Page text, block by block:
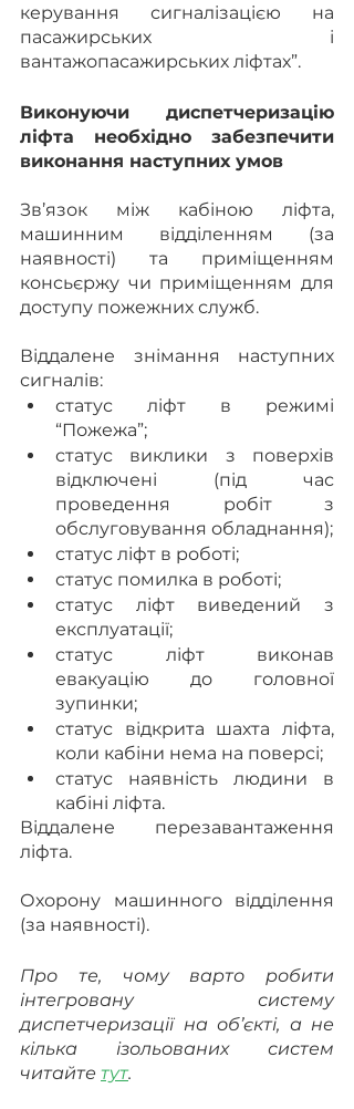
керування сигналізацією на
пасажирських і
вантажопасажирських ліфтах”.
Виконуючи диспетчеризацію
ліфта необхідно забезпечити
виконання наступних умов
Зв’язок між кабіною ліфта,
машинним відділенням (за
наявності) та приміщенням
консьєржу чи приміщенням для
доступу пожежних служб.
Віддалене знімання наступних
сигналів:
статус ліфт в режимі
“Пожежа”;
статус виклики з поверхів
відключені (під час
проведення робіт з
обслуговування обладнання);
статус ліфт в роботі;
статус помилка в роботі;
статус ліфт виведений з
експлуатації;
статус ліфт виконав
евакуацію до головної
зупинки;
статус відкрита шахта ліфта,
коли кабіни нема на поверсі;
статус наявність людини в
кабіні ліфта.
Віддалене перезавантаження
ліфта.
Охорону машинного відділення
(за наявності).
Про те, чому варто робити
інтегровану систему
диспетчеризації на об’єкті, а не
кілька ізольованих систем
читайте тут.